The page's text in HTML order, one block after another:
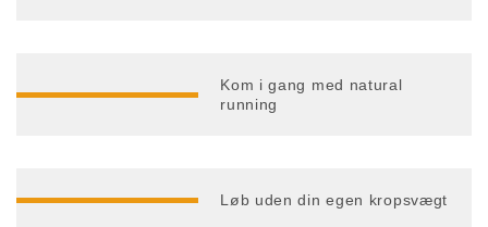
Kom i gang med natural
running
Løb uden din egen kropsvægt